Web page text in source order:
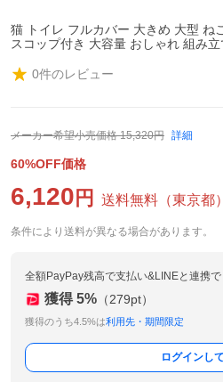
猫 トイレ フルカバー 大きめ 大型 ね
スコップ付き 大容量 おしゃれ 組み
0件のレビュー
メーカー希望小売価格 15,320円 詳細
60%OFF価格
6,120 円 送料無料 （東京都）
条件により送料が異なる場合があります。
全額PayPay残高で支払い&LINEと連携で
獲得 5% （279pt）
獲得のうち4.5%は利用先・期間限定
ログインし